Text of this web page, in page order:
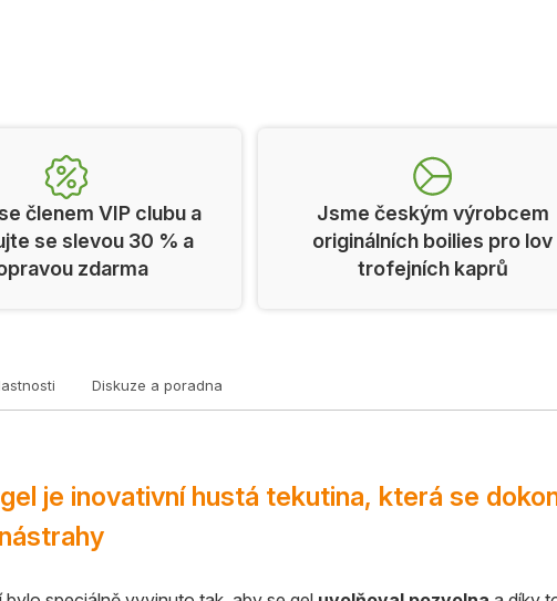
členem VIP clubu a
se slevou 30 % a
zdarma
Jsme českým výrobcem
originálních boilies pro lov
trofejních kaprů
Diskuze a poradna
je inovativní hustá tekutina, která se